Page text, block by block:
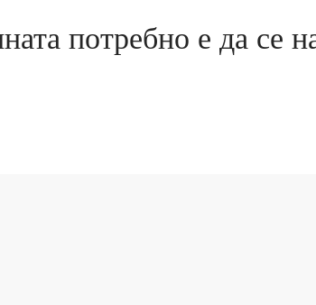
потребно е да се